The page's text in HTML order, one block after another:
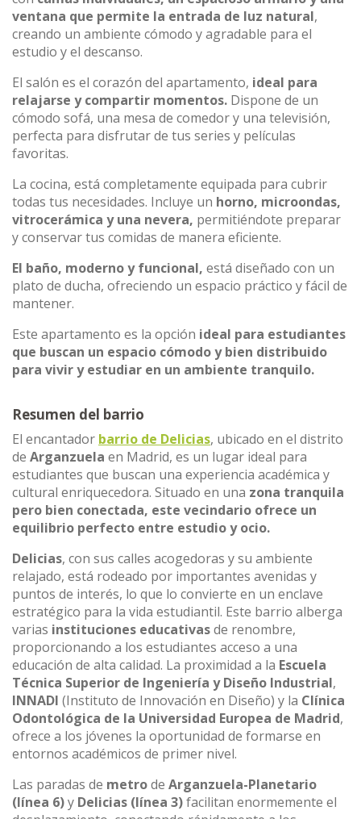
ventana que permite la entrada de luz natural,
creando un ambiente cómodo y agradable para el
estudio y el descanso.
El salón es el corazón del apartamento, ideal para
relajarse y compartir momentos. Dispone de un
cómodo sofá, una mesa de comedor y una televisión,
perfecta para disfrutar de tus series y películas
favoritas.
La cocina, está completamente equipada para cubrir
todas tus necesidades. Incluye un horno, microondas,
vitrocerámica y una nevera, permitiéndote preparar
y conservar tus comidas de manera eficiente.
El baño, moderno y funcional, está diseñado con un
plato de ducha, ofreciendo un espacio práctico y fácil de
mantener.
Este apartamento es la opción ideal para estudiantes
que buscan un espacio cómodo y bien distribuido
para vivir y estudiar en un ambiente tranquilo.
Resumen del barrio
El encantador barrio de Delicias, ubicado en el distrito
de Arganzuela en Madrid, es un lugar ideal para
estudiantes que buscan una experiencia académica y
cultural enriquecedora. Situado en una zona tranquila
pero bien conectada, este vecindario ofrece un
equilibrio perfecto entre estudio y ocio.
Delicias, con sus calles acogedoras y su ambiente
relajado, está rodeado por importantes avenidas y
puntos de interés, lo que lo convierte en un enclave
estratégico para la vida estudiantil. Este barrio alberga
varias instituciones educativasde renombre,
proporcionando a los estudiantes acceso a una
educación de alta calidad. La proximidad a la Escuela
Técnica Superior de Ingeniería y Diseño Industrial,
INNADI (Instituto de Innovación en Diseño) y la Clínica
Odontológica de la Universidad Europea de Madrid,
ofrece a los jóvenes la oportunidad de formarse en
entornos académicos de primer nivel.
Las paradas de metrode Arganzuela-Planetario
(línea 6)y Delicias (línea 3)facilitan enormemente el